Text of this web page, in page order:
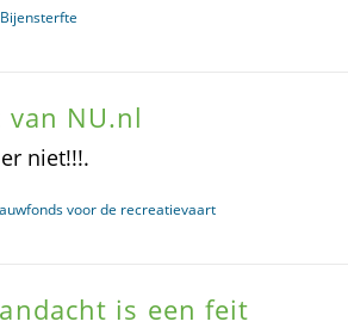
NU.nl
niet!!!.
voor de recreatievaart
is een feit